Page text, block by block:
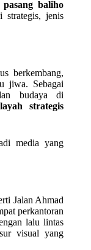
pasang baliho
strategis, jenis
berkembang,
jiwa. Sebagai
budaya di
strategis
media yang
Jalan Ahmad
perkantoran
lalu lintas
visual yang